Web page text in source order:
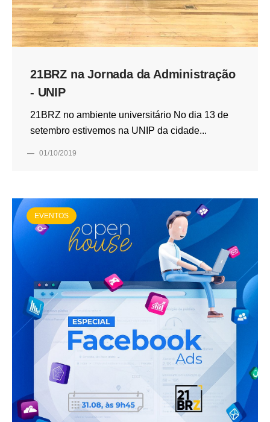
21BRZ na Jornada da Administração
- UNIP
21BRZ no ambiente universitário No dia 13 de
setembro estivemos na UNIP da cidade...
— 01/10/2019
EVENTOS